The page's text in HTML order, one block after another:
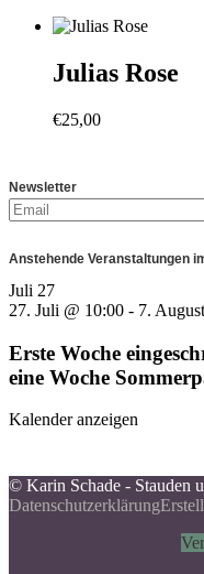
Julias Rose
€25,00
Newsletter
Anstehende Veranstaltungen
Juli 27
27. Juli @ 10:00 - 7.
Erste Woche
eine Woche
Kalender anzeigen
© Karin Schade - Stauden
Datenschutzerklärung